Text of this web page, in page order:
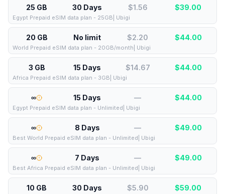
25 GB 30 Days $1.56 $39.00
Egypt Prepaid eSIM data plan - 25GB| Ubigi
20 GB No limit $2.20 $44.00
World Prepaid eSIM data plan - 20GB/month| Ubigi
3 GB 15 Days $14.67 $44.00
Africa Prepaid eSIM data plan - 3GB| Ubigi
∞ 15 Days — $44.00
Egypt Prepaid eSIM data plan - Unlimited| Ubigi
∞ 8 Days — $49.00
Best World Prepaid eSIM data plan - Unlimited| Ubigi
∞ 7 Days — $49.00
Best Africa Prepaid eSIM data plan - Unlimited| Ubigi
10 GB 30 Days $5.90 $59.00